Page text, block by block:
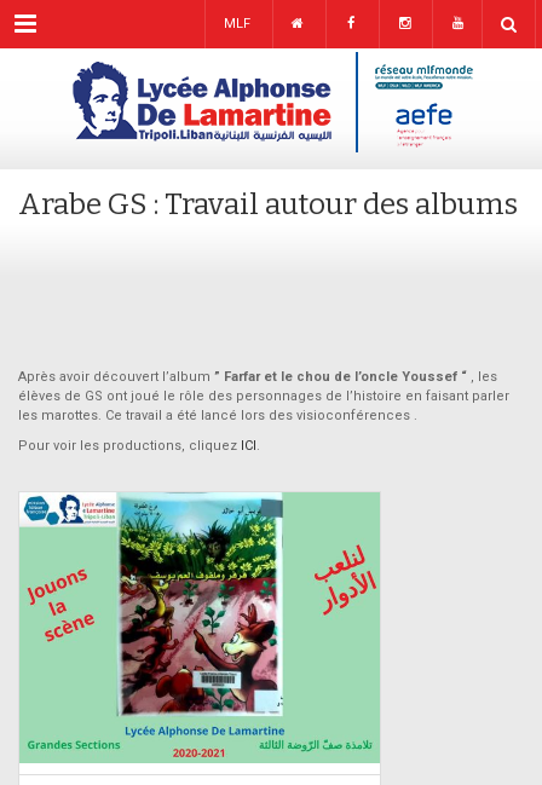
Menu MLF
Arabe GS : Travail autour des albums
Après avoir découvert l’album ” Farfar et le chou de l’oncle Youssef “ , les
élèves de GS ont joué le rôle des personnages de l’histoire en faisant parler
les marottes. Ce travail a été lancé lors des visioconférences .
Pour voir les productions, cliquez ICI.